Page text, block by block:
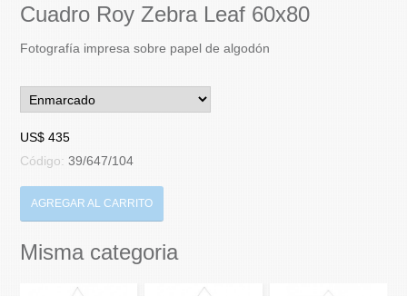
Cuadro Roy Zebra Leaf 60x80
Fotografía impresa sobre papel de algodón
US$ 435
Código:39/647/104
AGREGAR AL CARRITO
Misma categoria